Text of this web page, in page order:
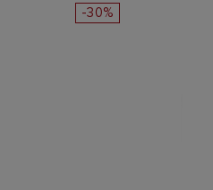
-30%